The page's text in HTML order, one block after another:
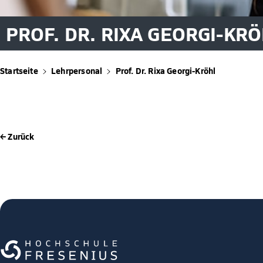
PROF. DR. RIXA GEORGI-
Startseite Lehrpersonal Prof. Dr. Rixa Georgi-Kröhl
← Zurück